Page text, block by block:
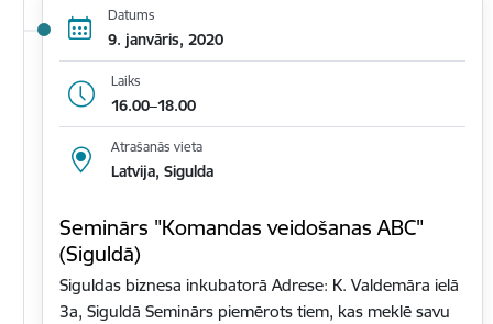
Datums
9. janvāris, 2020
Laiks
16.00–18.00
Atrašanās vieta
Latvija, Sigulda
Seminārs "Komandas veidošanas ABC"
(Siguldā)
Siguldas biznesa inkubatorā Adrese: K. Valdemāra ielā
3a, Siguldā Seminārs piemērots tiem, kas meklē savu